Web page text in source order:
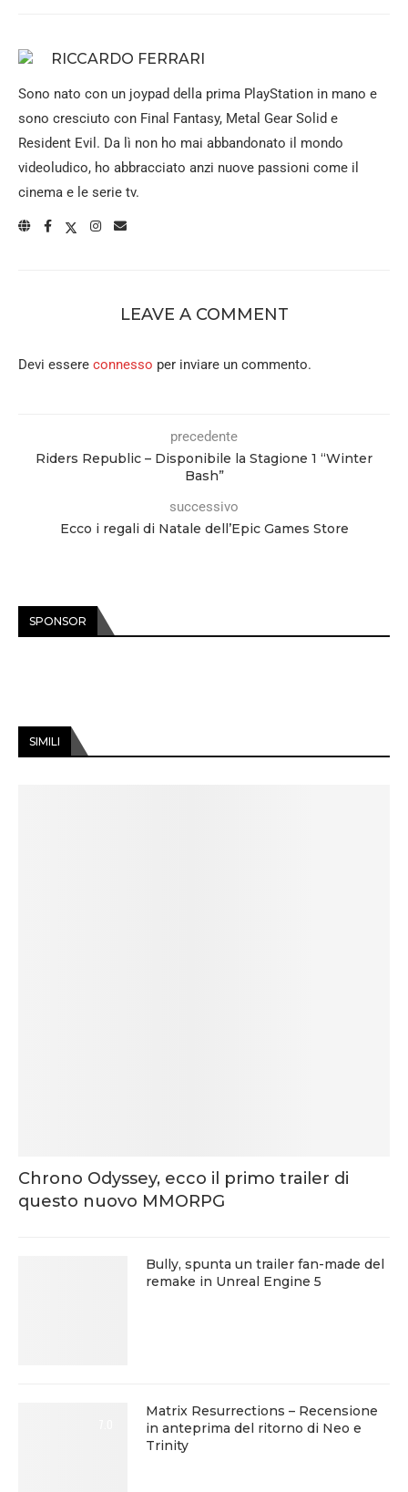
RICCARDO FERRARI
Sono nato con un joypad della prima PlayStation in mano e
sono cresciuto con Final Fantasy, Metal Gear Solid e
Resident Evil. Da lì non ho mai abbandonato il mondo
videoludico, ho abbracciato anzi nuove passioni come il
cinema e le serie tv.
LEAVE A COMMENT
Devi essere connesso per inviare un commento.
precedente
Riders Republic – Disponibile la Stagione 1 “Winter
Bash”
successivo
Ecco i regali di Natale dell’Epic Games Store
SPONSOR
SIMILI
Chrono Odyssey, ecco il primo trailer di
questo nuovo MMORPG
Bully, spunta un trailer fan-made del
remake in Unreal Engine 5
Matrix Resurrections – Recensione
in anteprima del ritorno di Neo e
Trinity